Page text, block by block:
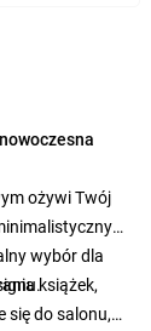
ożywi Twój
wybór dla
książek,
się do salonu,